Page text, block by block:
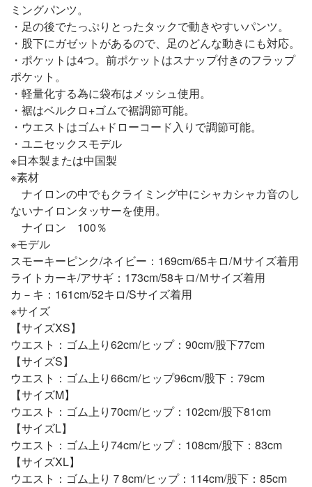
ミングパンツ。
・足の後でたっぷりとったタックで動きやすいパンツ。
・股下にガゼットがあるので、足のどんな動きにも対応。
・ポケットは4つ。前ポケットはスナップ付きのフラップ
ポケット。
・軽量化する為に袋布はメッシュ使用。
・裾はベルクロ+ゴムで裾調節可能。
・ウエストはゴム+ドローコード入りで調節可能。
・ユニセックスモデル
※日本製または中国製
※素材
ナイロンの中でもクライミング中にシャカシャカ音のし
ないナイロンタッサーを使用。
ナイロン 100％
※モデル
スモーキーピンク/ネイビー：169cm/65キロ/Ｍサイズ着用
ライトカーキ/アサギ：173cm/58キロ/Ｍサイズ着用
カ－キ：161cm/52キロ/Sサイズ着用
※サイズ
【サイズXS】
ウエスト：ゴム上り62cm/ヒップ：90cm/股下77cm
【サイズS】
ウエスト：ゴム上り66cm/ヒップ96cm/股下：79cm
【サイズM】
ウエスト：ゴム上り70cm/ヒップ：102cm/股下81cm
【サイズL】
ウエスト：ゴム上り74cm/ヒップ：108cm/股下：83cm
【サイズXL】
ウエスト：ゴム上り７8cm/ヒップ：114cm/股下：85cm